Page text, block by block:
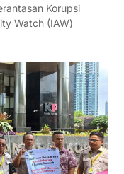
Korupsi
Watch (IAW)